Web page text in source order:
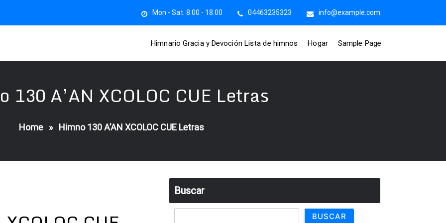
Mon - Sat: 8.00 - 18.00 04463235323 info@example.com
Himnario Gracia y Devoción Lista de himnos Hogar Sample Page
130 A’AN XCOLOC CUE Letras
Home» Himno 130 A’AN XCOLOC CUE Letras
Buscar
BUSCAR